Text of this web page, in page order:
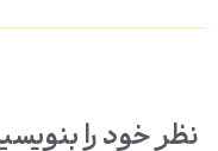
نظر خود را